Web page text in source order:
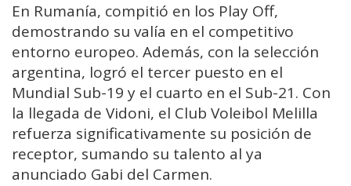
En Rumanía, compitió en los Play Off,
demostrando su valía en el competitivo
entorno europeo. Además, con la selección
argentina, logró el tercer puesto en el
Mundial Sub-19 y el cuarto en el Sub-21. Con
la llegada de Vidoni, el Club Voleibol Melilla
refuerza significativamente su posición de
receptor, sumando su talento al ya
anunciado Gabi del Carmen.